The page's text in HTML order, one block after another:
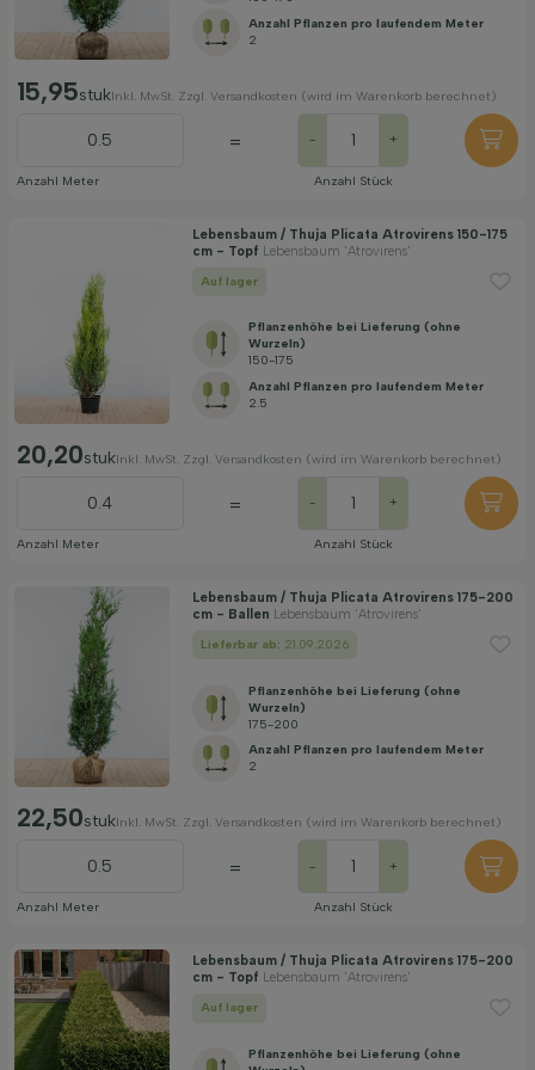
Anzahl Pflanzen pro laufendem Meter
2
15,95stukInkl. MwSt. Zzgl. Versandkosten (wird im Warenkorb berechnet)
Anzahl Meter
= - +
Anzahl Stück
Lebensbaum / Thuja Plicata Atrovirens 150-175
cm - Topf Lebensbaum 'Atrovirens'
Auf lager
Pflanzenhöhe bei Lieferung (ohne
Wurzeln)
150-175
Anzahl Pflanzen pro laufendem Meter
2.5
20,20stukInkl. MwSt. Zzgl. Versandkosten (wird im Warenkorb berechnet)
Anzahl Meter
= - +
Anzahl Stück
Lebensbaum / Thuja Plicata Atrovirens 175-200
cm - Ballen Lebensbaum 'Atrovirens'
Lieferbar ab: 21.09.2026
Pflanzenhöhe bei Lieferung (ohne
Wurzeln)
175-200
Anzahl Pflanzen pro laufendem Meter
2
22,50stukInkl. MwSt. Zzgl. Versandkosten (wird im Warenkorb berechnet)
Anzahl Meter
= - +
Anzahl Stück
Lebensbaum / Thuja Plicata Atrovirens 175-200
cm - Topf Lebensbaum 'Atrovirens'
Auf lager
Pflanzenhöhe bei Lieferung (ohne